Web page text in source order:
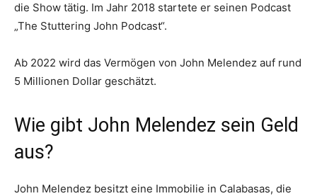
die Show tätig. Im Jahr 2018 startete er seinen Podcast
„The Stuttering John Podcast“.
Ab 2022 wird das Vermögen von John Melendez auf rund
5 Millionen Dollar geschätzt.
Wie gibt John Melendez sein Geld
aus?
John Melendez besitzt eine Immobilie in Calabasas, die